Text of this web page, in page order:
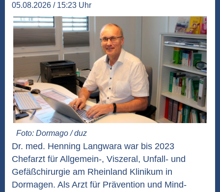
05.08.2026 / 15:23 Uhr
Foto: Dormago / duz
Dr. med. Henning Langwara war bis 2023
Chefarzt für Allgemein-, Viszeral, Unfall- und
Gefäßchirurgie am Rheinland Klinikum in
Dormagen. Als Arzt für Prävention und Mind-